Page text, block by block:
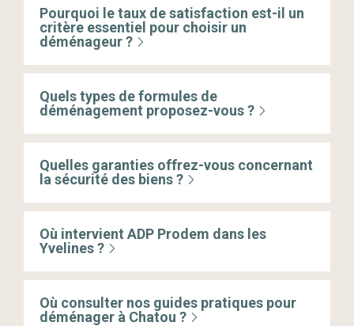
Pourquoi le taux de satisfaction est-il un
critère essentiel pour choisir un
déménageur ?
Quels types de formules de
déménagement proposez-vous ?
Quelles garanties offrez-vous concernant
la sécurité des biens ?
Où intervient ADP Prodem dans les
Yvelines ?
Où consulter nos guides pratiques pour
déménager à Chatou ?